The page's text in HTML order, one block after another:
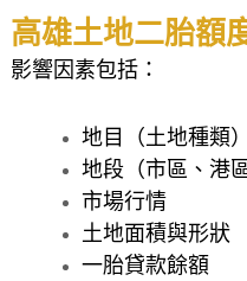
高雄土地二胎額
影響因素包括：
地目（土地種類）
地段（市區、港
市場行情
土地面積與形狀
一胎貸款餘額